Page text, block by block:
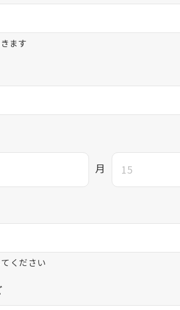
ます
月
ください